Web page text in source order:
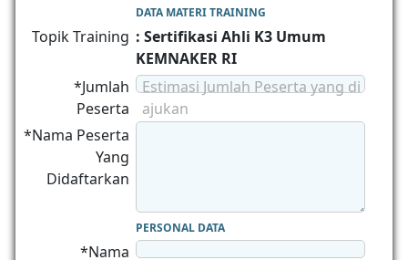
DATA MATERI TRAINING
Topik Training : Sertifikasi Ahli K3 Umum
KEMNAKER RI
*Jumlah
Peserta
Estimasi Jumlah Peserta yang di
ajukan
*Nama Peserta
Yang
Didaftarkan
PERSONAL DATA
*Nama